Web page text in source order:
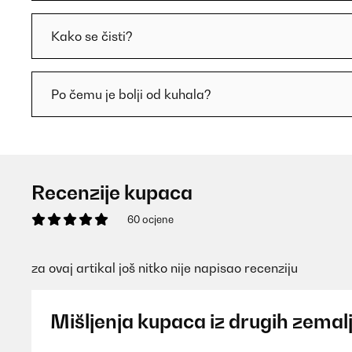
Kako se čisti?
Po čemu je bolji od kuhala?
Recenzije kupaca
60 ocjene
za ovaj artikal još nitko nije napisao recenziju
Mišljenja kupaca iz drugih